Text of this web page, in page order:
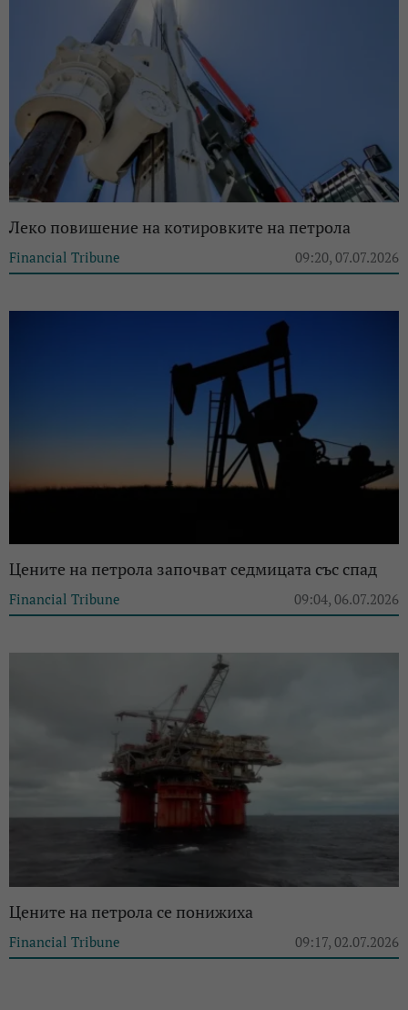
Леко повишение на котировките на петрола
Financial Tribune 09:20, 07.07.2026
Цените на петрола започват седмицата със спад
Financial Tribune 09:04, 06.07.2026
Цените на петрола се понижиха
Financial Tribune 09:17, 02.07.2026